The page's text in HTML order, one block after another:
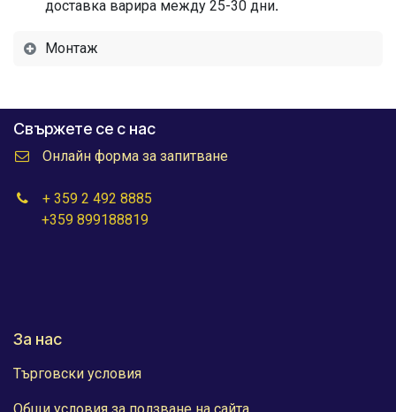
доставка варира между 25-30 дни.
Монтаж
Свържете се с нас
Онлайн форма за запитване
+ 359 2 492 8885
+359 899188819
За нас
Търговски условия